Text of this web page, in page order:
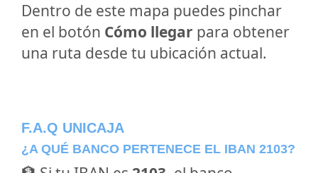
Dentro de este mapa puedes pinchar
en el botón Cómo llegar para obtener
una ruta desde tu ubicación actual.
F.A.Q UNICAJA
¿A QUÉ BANCO PERTENECE EL IBAN 2103?